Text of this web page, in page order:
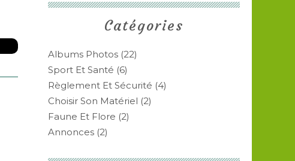
Catégories
Albums Photos (22)
Sport Et Santé (6)
Règlement Et Sécurité (4)
Choisir Son Matériel (2)
Faune Et Flore (2)
Annonces (2)